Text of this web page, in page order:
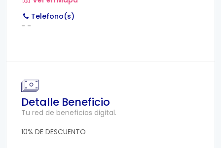
Telefono(s)
- -
Detalle Beneficio
Tu red de beneficios digital.
10% DE DESCUENTO